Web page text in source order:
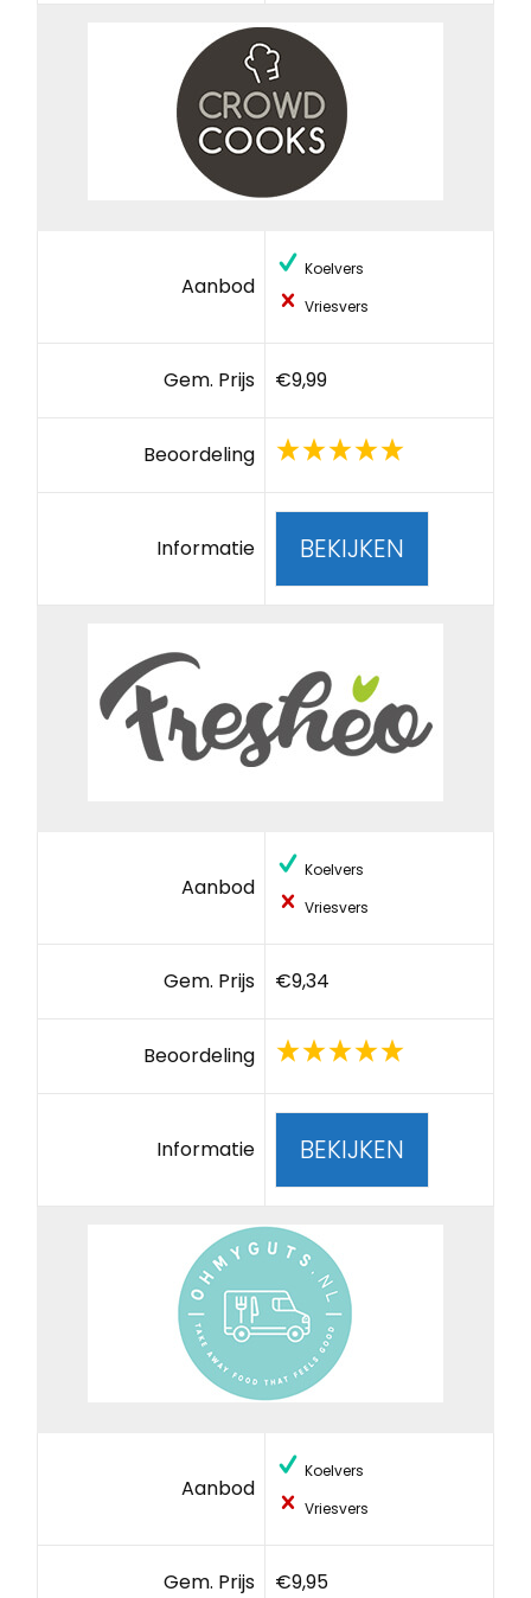
Aanbod
Koelvers
Vriesvers
Gem. Prijs €9,99
Beoordeling
Informatie BEKIJKEN
Aanbod
Koelvers
Vriesvers
Gem. Prijs €9,34
Beoordeling
Informatie BEKIJKEN
Aanbod
Koelvers
Vriesvers
Gem. Prijs €9,95